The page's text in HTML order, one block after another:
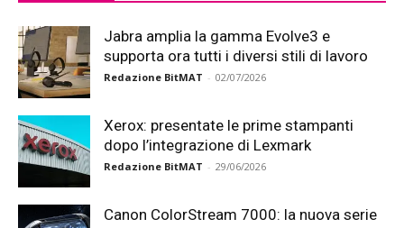
Jabra amplia la gamma Evolve3 e
supporta ora tutti i diversi stili di lavoro
Redazione BitMAT - 02/07/2026
Xerox: presentate le prime stampanti
dopo l’integrazione di Lexmark
Redazione BitMAT - 29/06/2026
Canon ColorStream 7000: la nuova serie